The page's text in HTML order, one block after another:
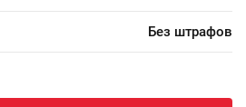
Без штрафов